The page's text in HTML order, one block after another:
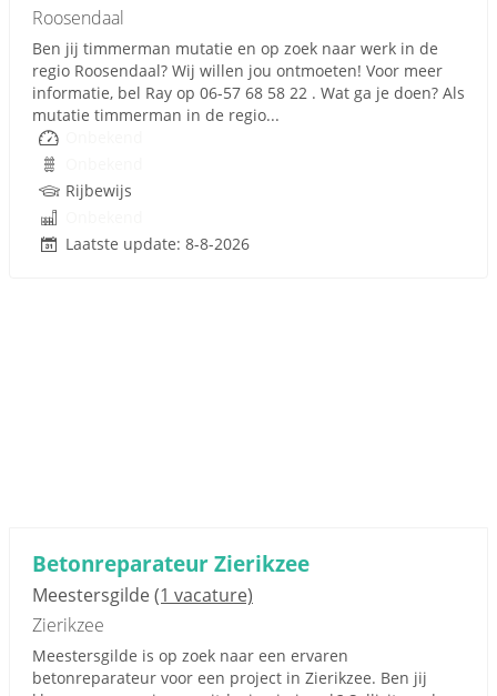
Roosendaal
Ben jij timmerman mutatie en op zoek naar werk in de
regio Roosendaal? Wij willen jou ontmoeten! Voor meer
informatie, bel Ray op 06-57 68 58 22 . Wat ga je doen? Als
mutatie timmerman in de regio...
Rijbewijs
Laatste update: 8-8-2026
Betonreparateur Zierikzee
Meestersgilde(1 vacature)
Zierikzee
Meestersgilde is op zoek naar een ervaren
betonreparateur voor een project in Zierikzee. Ben jij